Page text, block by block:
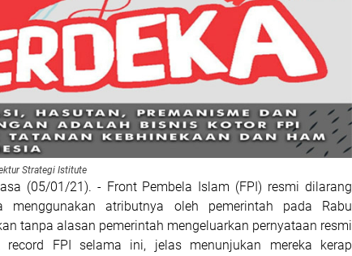
Strategi Istitute
(05/01/21). - Front Pembela Islam (FPI) resmi dilarang
menggunakan atributnya oleh pemerintah pada Rabu
tanpa alasan pemerintah mengeluarkan pernyataan resmi
FPI selama ini, jelas menunjukan mereka kerap